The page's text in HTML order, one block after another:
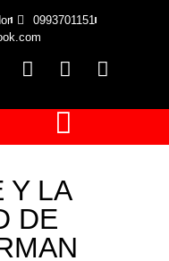
0993701151
Y LA
DE